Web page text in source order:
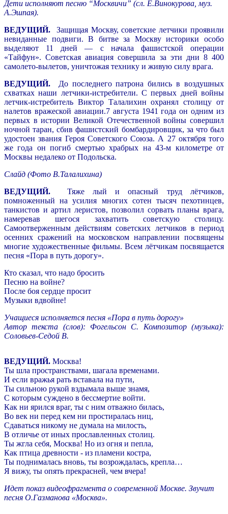
Дети исполняют песню “Москвичи” (сл. Е.Винокурова, муз.
А.Эшпая).
ВЕДУЩИЙ. Защищая Москву, советские летчики проявили
невиданные подвиги. В битве за Москву историки особо
выделяют 11 дней — с начала фашистской операции
«Тайфун». Советская авиация совершила за эти дни 8 400
самолето-вылетов, уничтожая технику и живую силу врага.
ВЕДУЩИЙ. До последнего патрона бились в воздушных
схватках наши летчики-истребители. С первых дней войны
летчик-истребитель Виктор Талалихин охранял столицу от
налетов вражеской авиации.7 августа 1941 года он одним из
первых в истории Великой Отечественной войны совершил
ночной таран, сбив фашистский бомбардировщик, за что был
удостоен звания Героя Советского Союза. А 27 октября того
же года он погиб смертью храбрых на 43-м километре от
Москвы недалеко от Подольска.
Слайд (Фото В.Талалихина)
ВЕДУЩИЙ. Тяже лый и опасный труд лётчиков,
помноженный на усилия многих сотен тысяч пехотинцев,
танкистов и артил леристов, позволил сорвать планы врага,
намеревав шегося захватить советскую столицу.
Самоотверженным действиям советских летчиков в период
осенних сражений на московском направлении посвящены
многие художественные фильмы. Всем лётчикам посвящается
песня «Пора в путь дорогу».
Кто сказал, что надо бросить
Песню на войне?
После боя сердце просит
Музыки вдвойне!
Учащиеся исполняется песня «Пора в путь дорогу»
Автор текста (слов): Фогельсон С. Композитор (музыка):
Соловьев-Седой В.
ВЕДУЩИЙ. Москва!
Ты шла пространствами, шагала временами.
И если вражья рать вставала на пути,
Ты сильною рукой вздымала выше знамя,
С которым суждено в бессмертие войти.
Как ни ярился враг, ты с ним отважно билась,
Во век ни перед кем ни простиралась ниц,
Сдаваться никому не думала на милость,
В отличье от иных прославленных столиц.
Ты жгла себя, Москва! Но из огня и пепла,
Как птица древности - из пламени костра,
Ты поднималась вновь, ты возрождалась, крепла…
Я вижу, ты опять прекрасней, чем вчера!
Идет показ видеофрагмента о современной Москве. Звучит
песня О.Газманова «Москва».